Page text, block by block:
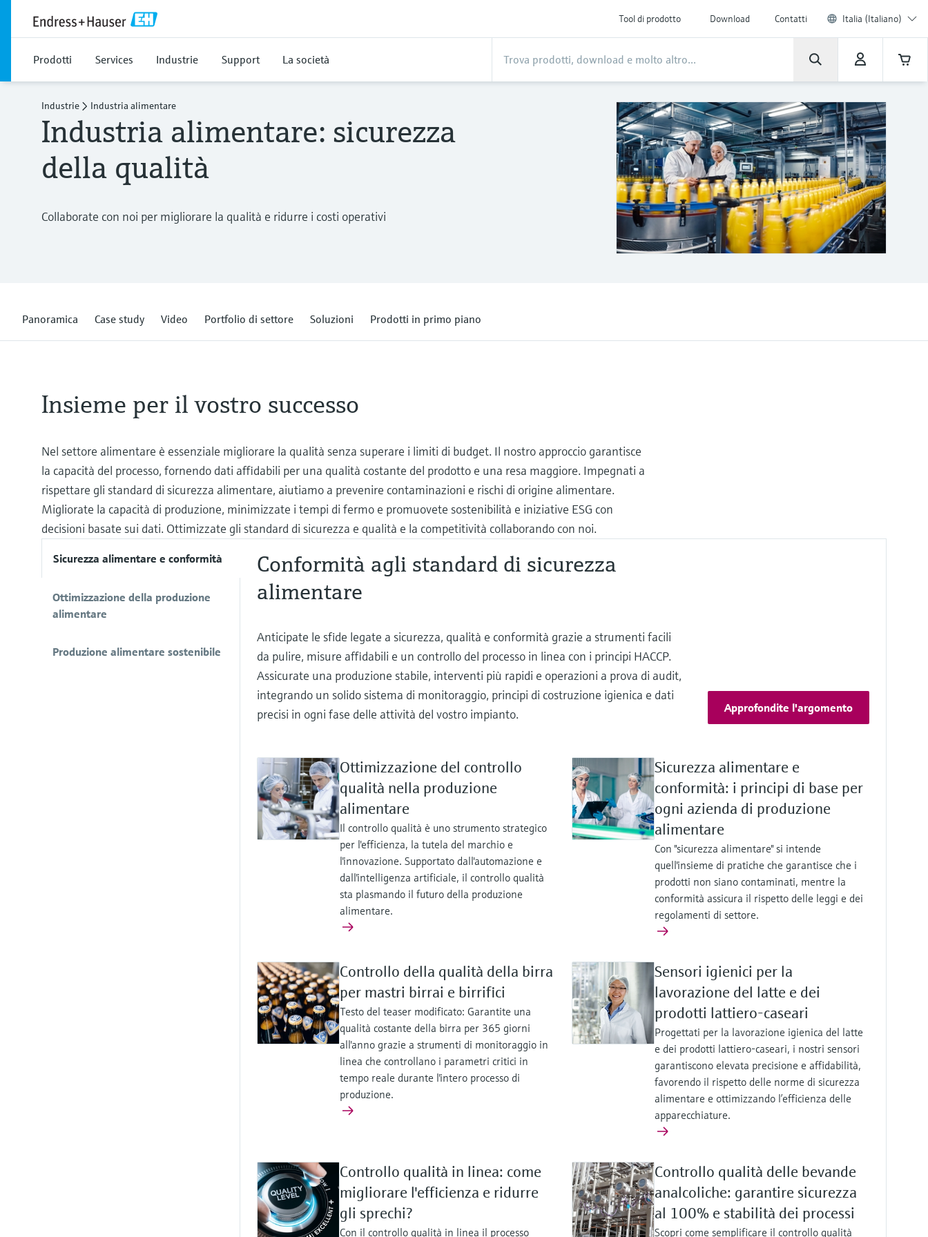
Tool di prodotto Download Contatti Italia (Italiano)
Prodotti Services Industrie Support La società
Industrie Industria alimentare
Industria alimentare: sicurezza
della qualità
Collaborate con noi per migliorare la qualità e ridurre i costi operativi
Panoramica Case study Video Portfolio di settore Soluzioni Prodotti in primo piano
Insieme per il vostro successo
Nel settore alimentare è essenziale migliorare la qualità senza superare i limiti di budget. Il nostro approccio garantisce
la capacità del processo, fornendo dati affidabili per una qualità costante del prodotto e una resa maggiore. Impegnati a
rispettare gli standard di sicurezza alimentare, aiutiamo a prevenire contaminazioni e rischi di origine alimentare.
Migliorate la capacità di produzione, minimizzate i tempi di fermo e promuovete sostenibilità e iniziative ESG con
decisioni basate sui dati. Ottimizzate gli standard di sicurezza e qualità e la competitività collaborando con noi.
Sicurezza alimentare e conformità
Ottimizzazione della produzione
alimentare
Produzione alimentare sostenibile
Conformità agli standard di sicurezza
alimentare
Anticipate le sfide legate a sicurezza, qualità e conformità grazie a strumenti facili
da pulire, misure affidabili e un controllo del processo in linea con i principi HACCP.
Assicurate una produzione stabile, interventi più rapidi e operazioni a prova di audit,
integrando un solido sistema di monitoraggio, principi di costruzione igienica e dati
precisi in ogni fase delle attività del vostro impianto.
Approfondite l'argomento
Ottimizzazione del controllo
qualità nella produzione
alimentare
Il controllo qualità è uno strumento strategico
per l'efficienza, la tutela del marchio e
l'innovazione. Supportato dall'automazione e
dall'intelligenza artificiale, il controllo qualità
sta plasmando il futuro della produzione
alimentare.
Sicurezza alimentare e
conformità: i principi di base per
ogni azienda di produzione
alimentare
Con "sicurezza alimentare" si intende
quell'insieme di pratiche che garantisce che i
prodotti non siano contaminati, mentre la
conformità assicura il rispetto delle leggi e dei
regolamenti di settore.
Controllo della qualità della birra
per mastri birrai e birrifici
Testo del teaser modificato: Garantite una
qualità costante della birra per 365 giorni
all'anno grazie a strumenti di monitoraggio in
linea che controllano i parametri critici in
tempo reale durante l'intero processo di
produzione.
Sensori igienici per la
lavorazione del latte e dei
prodotti lattiero-caseari
Progettati per la lavorazione igienica del latte
e dei prodotti lattiero-caseari, i nostri sensori
garantiscono elevata precisione e affidabilità,
favorendo il rispetto delle norme di sicurezza
alimentare e ottimizzando l’efficienza delle
apparecchiature.
Controllo qualità in linea: come
migliorare l'efficienza e ridurre
gli sprechi?
Con il controllo qualità in linea il processo
Controllo qualità delle bevande
analcoliche: garantire sicurezza
al 100% e stabilità dei processi
Scopri come semplificare il controllo qualità